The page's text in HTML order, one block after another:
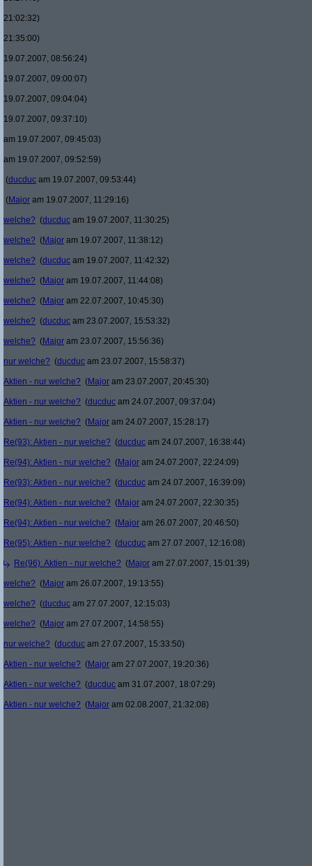
21:02:32)
21:35:00)
19.07.2007, 08:56:24)
19.07.2007, 09:00:07)
19.07.2007, 09:04:04)
19.07.2007, 09:37:10)
am 19.07.2007, 09:45:03)
am 19.07.2007, 09:52:59)
(ducduc am 19.07.2007, 09:53:44)
(Major am 19.07.2007, 11:29:16)
welche? (ducduc am 19.07.2007, 11:30:25)
welche? (Major am 19.07.2007, 11:38:12)
welche? (ducduc am 19.07.2007, 11:42:32)
welche? (Major am 19.07.2007, 11:44:08)
welche? (Major am 22.07.2007, 10:45:30)
welche? (ducduc am 23.07.2007, 15:53:32)
welche? (Major am 23.07.2007, 15:56:36)
nur welche? (ducduc am 23.07.2007, 15:58:37)
Aktien - nur welche? (Major am 23.07.2007, 20:45:30)
Aktien - nur welche? (ducduc am 24.07.2007, 09:37:04)
Aktien - nur welche? (Major am 24.07.2007, 15:28:17)
Re(93): Aktien - nur welche? (ducduc am 24.07.2007, 16:38:44)
Re(94): Aktien - nur welche? (Major am 24.07.2007, 22:24:09)
Re(93): Aktien - nur welche? (ducduc am 24.07.2007, 16:39:09)
Re(94): Aktien - nur welche? (Major am 24.07.2007, 22:30:35)
Re(94): Aktien - nur welche? (Major am 26.07.2007, 20:46:50)
Re(95): Aktien - nur welche? (ducduc am 27.07.2007, 12:16:08)
Re(96): Aktien - nur welche? (Major am 27.07.2007, 15:01:39)
welche? (Major am 26.07.2007, 19:13:55)
welche? (ducduc am 27.07.2007, 12:15:03)
welche? (Major am 27.07.2007, 14:58:55)
nur welche? (ducduc am 27.07.2007, 15:33:50)
Aktien - nur welche? (Major am 27.07.2007, 19:20:36)
Aktien - nur welche? (ducduc am 31.07.2007, 18:07:29)
Aktien - nur welche? (Major am 02.08.2007, 21:32:08)